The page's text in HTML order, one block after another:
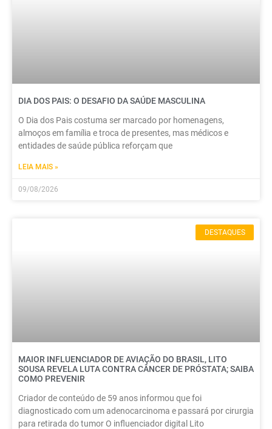
DIA DOS PAIS: O DESAFIO DA SAÚDE MASCULINA
O Dia dos Pais costuma ser marcado por homenagens,
almoços em família e troca de presentes, mas médicos e
entidades de saúde pública reforçam que
LEIA MAIS »
09/08/2026
DESTAQUES
MAIOR INFLUENCIADOR DE AVIAÇÃO DO BRASIL, LITO
SOUSA REVELA LUTA CONTRA CÂNCER DE PRÓSTATA; SAIBA
COMO PREVENIR
Criador de conteúdo de 59 anos informou que foi
diagnosticado com um adenocarcinoma e passará por cirurgia
para retirada do tumor O influenciador digital Lito